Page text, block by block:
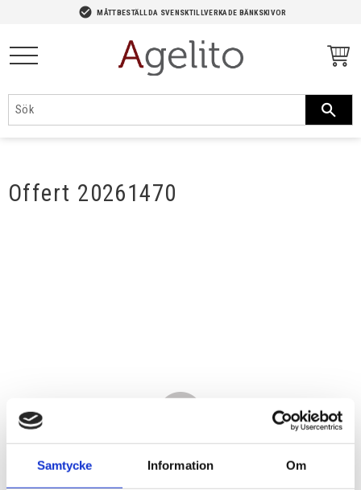
Samtycke Information Om
check_circle MÅTTBESTÄLLDA SVENSKTILLVERKADE BÄNKSKIVOR
Offert 20261470